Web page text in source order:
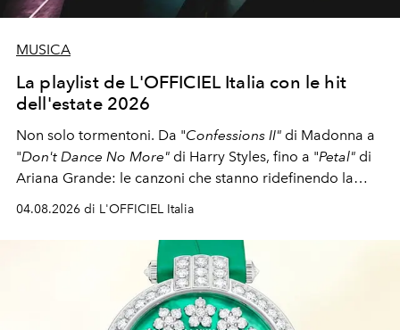
MUSICA
La playlist de L'OFFICIEL Italia con le hit
dell'estate 2026
Non solo tormentoni. Da "Confessions II" di Madonna a
"Don't Dance No More" di Harry Styles, fino a "Petal" di
Ariana Grande: le canzoni che stanno ridefinendo la
04.08.2026 di L'OFFICIEL Italia